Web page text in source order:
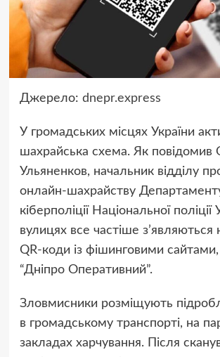
Джерело: dnepr.express
У громадських місцях України
шахрайська схема. Як повідомив
Ульяненков, начальник відділу
онлайн-шахрайству
кіберполіції Національної поліції
вулицях все частіше з’являються
QR-коди із фішинговими
“Дніпро Оперативний”.
Зловмисники розміщують
в громадському транспорті, на
закладах харчування. Після